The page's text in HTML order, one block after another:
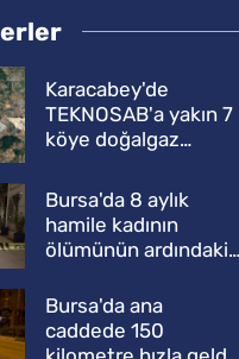
Karacabey'de
TEKNOSAB'a yakın 7
köye doğalgaz
Bursa'da 8 aylık
hamile kadının
ölümünün ardındaki
Bursa'da ana
caddede 150